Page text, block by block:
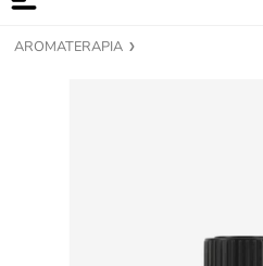
AROMATERAPIA